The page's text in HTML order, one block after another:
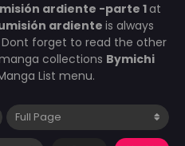
ardiente -parte 1at
ardienteis always
Dont forget to read the other
collections Bymichi
List menu.